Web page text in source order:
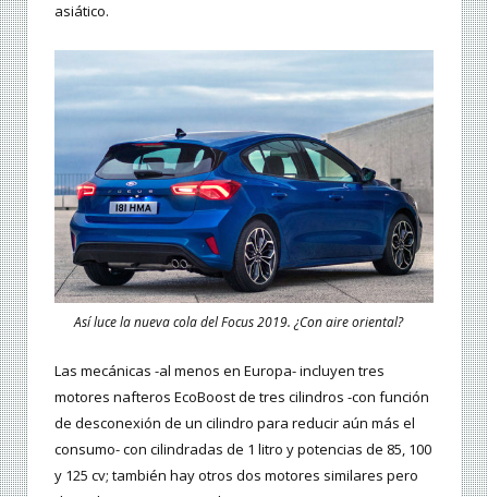
asiático.
Así luce la nueva cola del Focus 2019. ¿Con aire oriental?
Las mecánicas -al menos en Europa- incluyen tres
motores nafteros EcoBoost de tres cilindros -con función
de desconexión de un cilindro para reducir aún más el
consumo- con cilindradas de 1 litro y potencias de 85, 100
y 125 cv; también hay otros dos motores similares pero